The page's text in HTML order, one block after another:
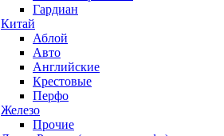
Гардиан
Китай
Аблой
Авто
Английские
Крестовые
Перфо
Железо
Прочие